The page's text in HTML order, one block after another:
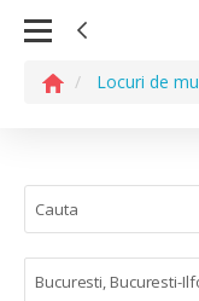
Locuri de
Bucuresti, Bucuresti-